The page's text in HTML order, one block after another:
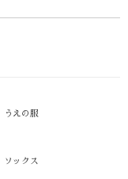
うえの服
ソックス